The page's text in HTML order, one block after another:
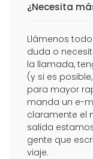
¿Necesita
Llámenos
duda o
la llamada,
(y si es
para mayor
manda un e-
claramente el
salida
gente que
viaje.